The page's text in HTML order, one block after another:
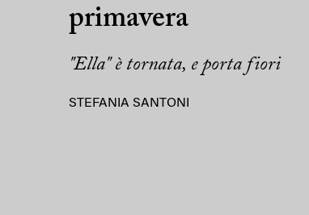
primavera
"Ella" è tornata, e porta fiori
STEFANIA SANTONI